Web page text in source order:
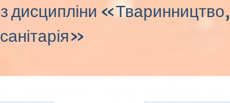
дисципліни «Тваринництво,